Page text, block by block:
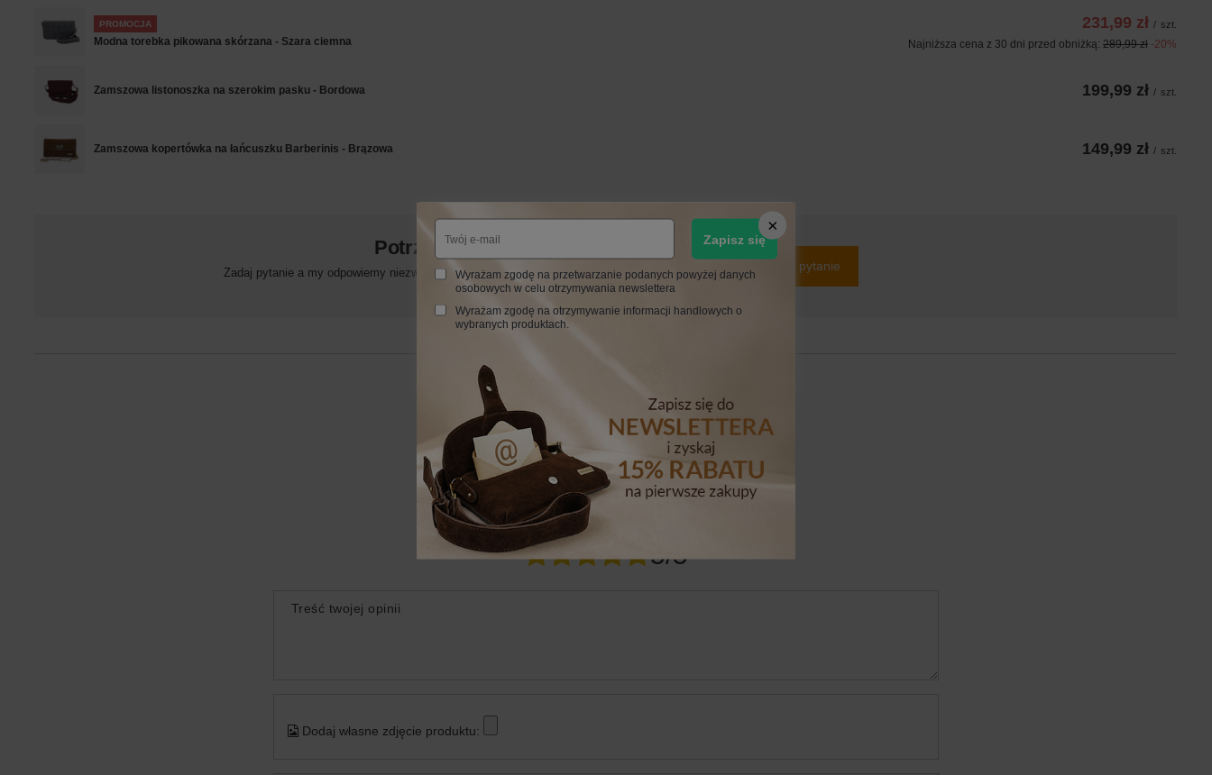
PROMOCJA
Modna torebka pikowana skórzana - Szara ciemna
231,99 zł / szt.
Najniższa cena z 30 dni przed obniżką: 289,99 zł -20%
Zamszowa listonoszka na szerokim pasku - Bordowa 199,99 zł / szt.
Zamszowa kopertówka na łańcuszku Barberinis - Brązowa 149,99 zł / szt.
Potrzebujesz pomocy? Masz pytania?
Zadaj pytanie a my odpowiemy niezwłocznie, najciekawsze pytania i odpowiedzi publikując dla
Zadaj pytanie
Napisz swoją opinię
Twoja ocena:
5/5
Treść twojej opinii
Dodaj własne zdjęcie produktu:
Zapisz się
Wyrażam zgodę na przetwarzanie podanych powyżej danych
osobowych w celu otrzymywania newslettera
Wyrażam zgodę na otrzymywanie informacji handlowych o
wybranych produktach.